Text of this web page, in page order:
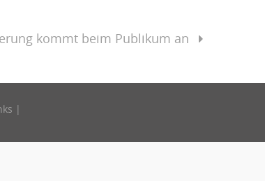
kommt beim Publikum an
|